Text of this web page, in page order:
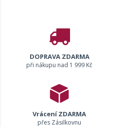
DOPRAVA ZDARMA
při nákupu nad 1 999 Kč
Vrácení ZDARMA
přes Zásilkovnu